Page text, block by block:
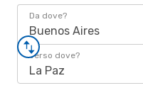
Da dove?
Buenos Aires
Verso dove?
La Paz